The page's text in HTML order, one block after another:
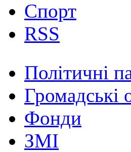
Спорт
RSS
Політичні
Громадські
Фонди
ЗМІ